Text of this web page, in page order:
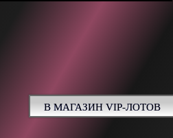
В МАГАЗИН VIP-ЛОТОВ